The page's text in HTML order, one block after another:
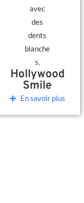
Hollywood
Smile
En savoir plus